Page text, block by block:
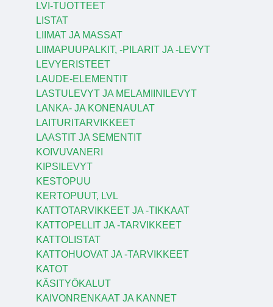
LVI-TUOTTEET
LISTAT
LIIMAT JA MASSAT
LIIMAPUUPALKIT, -PILARIT JA -LEVYT
LEVYERISTEET
LAUDE-ELEMENTIT
LASTULEVYT JA MELAMIINILEVYT
LANKA- JA KONENAULAT
LAITURITARVIKKEET
LAASTIT JA SEMENTIT
KOIVUVANERI
KIPSILEVYT
KESTOPUU
KERTOPUUT, LVL
KATTOTARVIKKEET JA -TIKKAAT
KATTOPELLIT JA -TARVIKKEET
KATTOLISTAT
KATTOHUOVAT JA -TARVIKKEET
KATOT
KÄSITYÖKALUT
KAIVONRENKAAT JA KANNET